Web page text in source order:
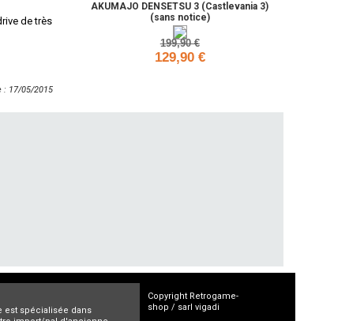
de très
: 17/05/2015
AKUMAJO DENSETSU 3 (Castlevania 3)
(sans notice)
199,90 €
129,90 €
est spécialisée dans
Copyright Retrogame-
shop / sarl vigadi